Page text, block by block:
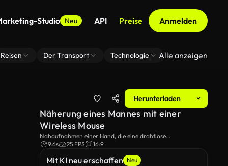
Studio Neu API Preise Anmelden
Reisen Der Transport Technologie Zoom Virtuelle
Alle anzeigen
Herunterladen
Mit KI neu erschaffen Neu
Näherung eines Mannes mit einer
Wireless Mouse
Nahaufnahmen einer Hand, die eine drahtlose
Computermaus bewegt.
9.6s 25 FPS 16:9